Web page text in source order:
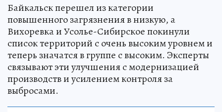
Байкальск перешел из категории
повышенного загрязнения в низкую, а
Вихоревка и Усолье-Сибирское покинули
список территорий с очень высоким уровнем и
теперь значатся в группе с высоким. Эксперты
связывают эти улучшения с модернизацией
производств и усилением контроля за
выбросами.